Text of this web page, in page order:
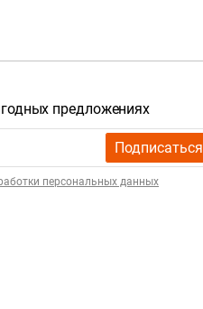
предложениях
Подписаться
персональных данных